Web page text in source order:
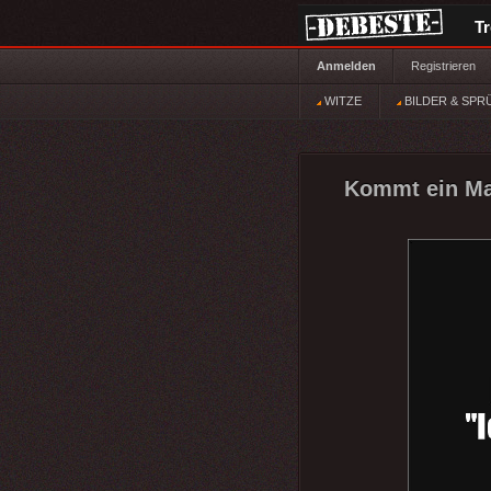
Anmelden Registrieren
WITZE BILDER &
Kommt ein